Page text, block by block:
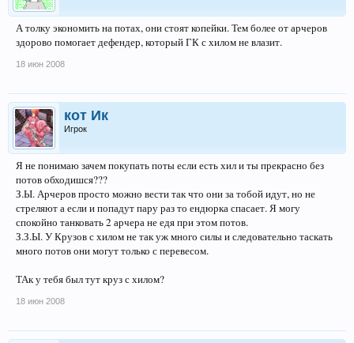
А толку экономить на потах, они стоят копейки. Тем более от арчеров
здорово помогает дефендер, который ГК с хилом не влазит.
18 июн 2008
кот Ик
Игрок
Я не понимаю зачем покупать поты если есть хил и ты прекрасно без
потов обходишся???
З.Ы. Арчеров просто можно вести так что они за тобой идут, но не
стреляют а если и попадут пару раз то ендюрка спасает. Я могу
спокойно танковать 2 арчера не едя при этом потов.
З.З.Ы. У Крузов с хилом не так уж много силы и следовательно таскать
много потов они могут только с перевесом.
ТАк у тебя был тут круз с хилом?
18 июн 2008